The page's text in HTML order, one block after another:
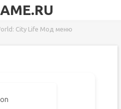
City Life Мод меню